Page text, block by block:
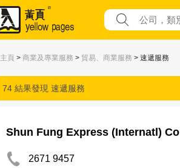
主頁 > 商業及專業服務 > 貿易、商業服務 > 速遞服務
74 結果發現 速遞服務
Shun Fung Express (Internatl) Co
2671 9457